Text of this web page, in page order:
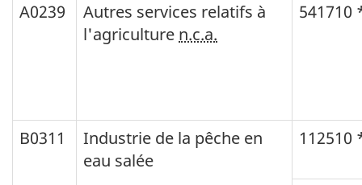
A0239
Autres services relatifs à
l'agriculture n.c.a.
541710
B0311
Industrie de la pêche en
eau salée
112510